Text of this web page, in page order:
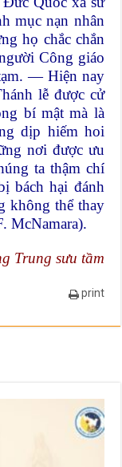
mục nạn nhân
họ chắc chắn
Công giáo
— Hiện nay
lễ được cử
bí mật mà là
dịp hiếm hoi
nơi được ưu
ta thậm chí
bách hại đánh
không thể thay
McNamara).
Trung sưu tầm
print